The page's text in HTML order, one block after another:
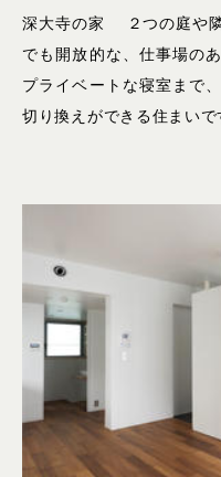
深大寺の家 ２つの庭や
でも開放的な、仕事場の
プライベートな寝室まで
切り換えができる住まいで